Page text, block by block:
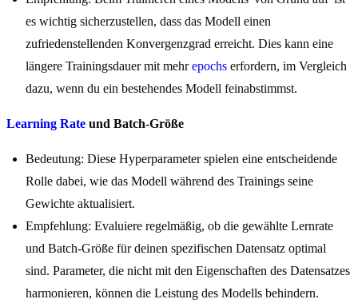
es wichtig sicherzustellen, dass das Modell einen
zufriedenstellenden Konvergenzgrad erreicht. Dies kann eine
längere Trainingsdauer mit mehrepochs erfordern, im Vergleich
dazu, wenn du ein bestehendes Modell feinabstimmst.
Learning Rate und Batch-Größe
Bedeutung: Diese Hyperparameter spielen eine entscheidende
Rolle dabei, wie das Modell während des Trainings seine
Gewichte aktualisiert.
Empfehlung: Evaluiere regelmäßig, ob die gewählte Lernrate
und Batch-Größe für deinen spezifischen Datensatz optimal
sind. Parameter, die nicht mit den Eigenschaften des Datensatzes
harmonieren, können die Leistung des Modells behindern.